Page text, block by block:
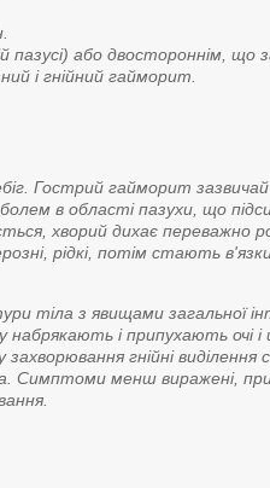
або двостороннім, що
і гнійний гайморит.
Гострий гайморит
в області пазухи, що
хворий дихає переважно
рідкі, потім стають
тіла з явищами загальної
і припухають очі і
захворювання гнійні
Симптоми менш виражені, при